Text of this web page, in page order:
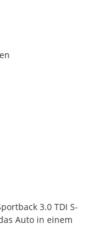
3.0 TDI S-
Auto in einem